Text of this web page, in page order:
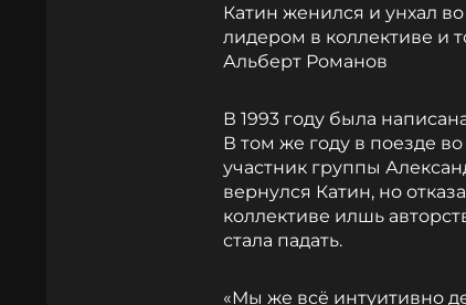
Катин женился и унхал
лидером в коллективе и
Альберт Романов
В 1993 году была
В том же году в поезде
участник группы
вернулся Катин, но
коллективе илшь
стала падать.
«Мы же всё интуитивно